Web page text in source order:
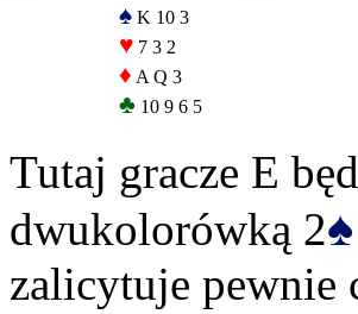
♠ K 10 3
♥ 7 3 2
♦ A Q 3
♣ 10 9 6 5
Tutaj gracze E
dwukolorówką 2♠
zalicytuje pewnie